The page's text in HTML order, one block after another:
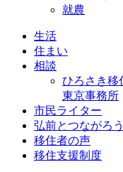
就農
生活
住まい
相談
ひろさき移
東京事務所
市民ライター
弘前とつながろう
移住者の声
移住支援制度